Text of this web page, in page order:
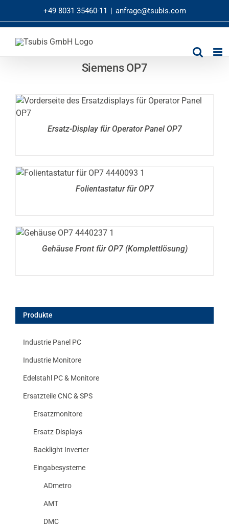
springen
+49 8031 35460-11 | anfrage@tsubis.com
Siemens OP7
Ersatz-Display für Operator Panel OP7
DETAILS
Folientastatur für OP7
DETAILS
Gehäuse Front für OP7 (Komplettlösung)
Produkte
Industrie Panel PC
Industrie Monitore
Edelstahl PC & Monitore
Ersatzteile CNC & SPS
Ersatzmonitore
Ersatz-Displays
Backlight Inverter
Eingabesysteme
ADmetro
AMT
DMC